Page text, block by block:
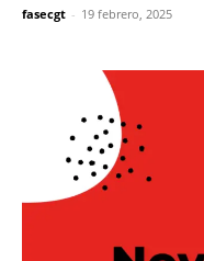
fasecgt - 19 febrero, 2025